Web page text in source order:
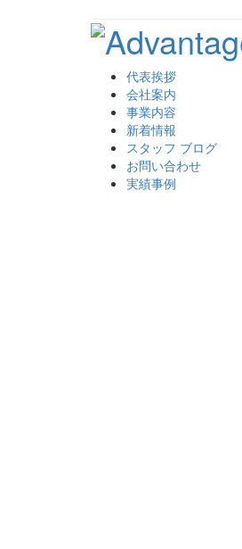
代表挨拶
会社案内
事業内容
新着情報
スタッフ ブログ
お問い合わせ
実績事例